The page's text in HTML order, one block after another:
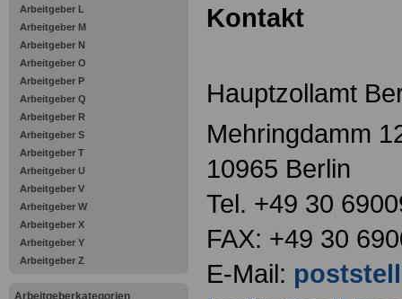
Arbeitgeber L
Arbeitgeber M
Arbeitgeber N
Arbeitgeber O
Arbeitgeber P
Arbeitgeber Q
Arbeitgeber R
Arbeitgeber S
Arbeitgeber T
Arbeitgeber U
Arbeitgeber V
Arbeitgeber W
Arbeitgeber X
Arbeitgeber Y
Arbeitgeber Z
Arbeitgeberkategorien
Kontakt
Hauptzollamt
Mehringdamm
10965 Berlin
Tel. +49 30
FAX: +49 30
E-Mail: